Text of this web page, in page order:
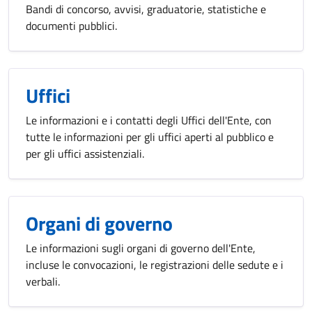
Bandi di concorso, avvisi, graduatorie, statistiche e
documenti pubblici.
Uffici
Le informazioni e i contatti degli Uffici dell'Ente, con
tutte le informazioni per gli uffici aperti al pubblico e
per gli uffici assistenziali.
Organi di governo
Le informazioni sugli organi di governo dell'Ente,
incluse le convocazioni, le registrazioni delle sedute e i
verbali.